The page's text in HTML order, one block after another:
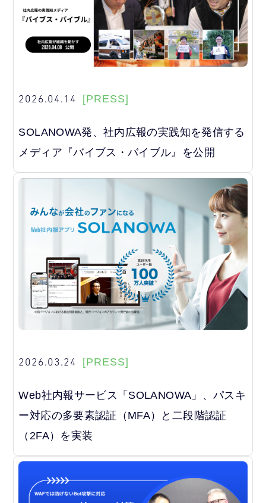
2026.04.14 [PRESS]
SOLANOWA発、社内広報の実践知を発信する
メディア『バイブス・バイブル』を公開
2026.03.24 [PRESS]
Web社内報サービス「SOLANOWA」、パスキ
ー対応の多要素認証（MFA）と二段階認証
（2FA）を実装